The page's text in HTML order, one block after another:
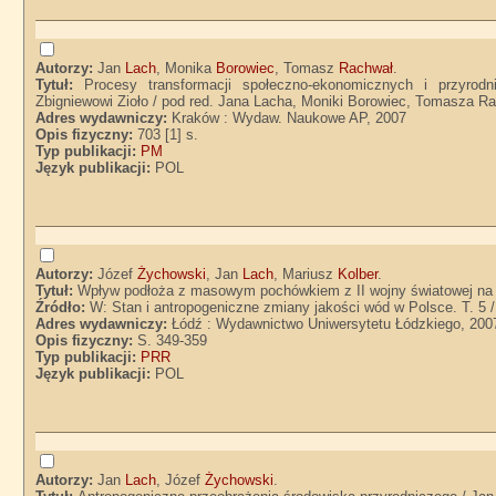
Autorzy:Jan Lach, Monika Borowiec, Tomasz Rachwał.
Tytuł:
Procesy transformacji społeczno-ekonomicznych i
Zbigniewowi Zioło / pod red. Jana Lacha, Moniki Borowiec, Tomasza
Adres wydawniczy: Kraków : Wydaw. Naukowe AP, 2007
Opis fizyczny:703 [1] s.
Typ publikacji: PM
Język publikacji: POL
Autorzy:JózefŻychowski, Jan Lach, Mariusz Kolber.
Tytuł:Wpływ podłoża z masowym pochówkiem z II wojny światowej
Źródło:W: Stan i antropogeniczne zmiany jakości wód w Polsce. T. 5
Adres wydawniczy:Łódź : Wydawnictwo Uniwersytetu Łódzkiego,
Opis fizyczny:S. 349-359
Typ publikacji: PRR
Język publikacji: POL
Autorzy:Jan Lach, JózefŻychowski.